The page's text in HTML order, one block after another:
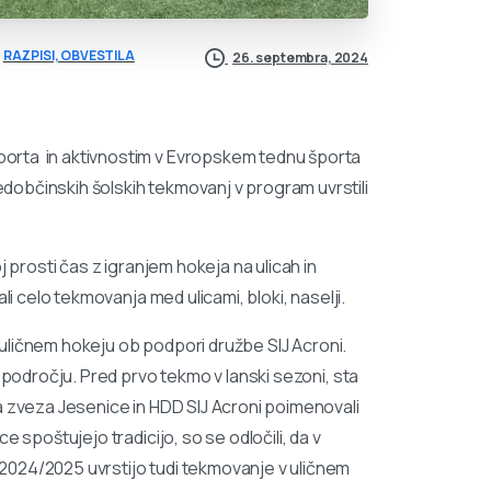
RAZPISI, OBVESTILA 26. septembra, 2024
in aktivnostim v Evropskem tednu športa
šolskih tekmovanj v program uvrstili
čas z igranjem hokeja na ulicah in
celo tekmovanja med ulicami, bloki, naselji.
hokeju ob podpori družbe SIJ Acroni.
Pred prvo tekmo v lanski sezoni, sta
Jesenice in HDD SIJ Acroni poimenovali
spoštujejo tradicijo, so se odločili, da v
2025 uvrstijo tudi tekmovanje v uličnem